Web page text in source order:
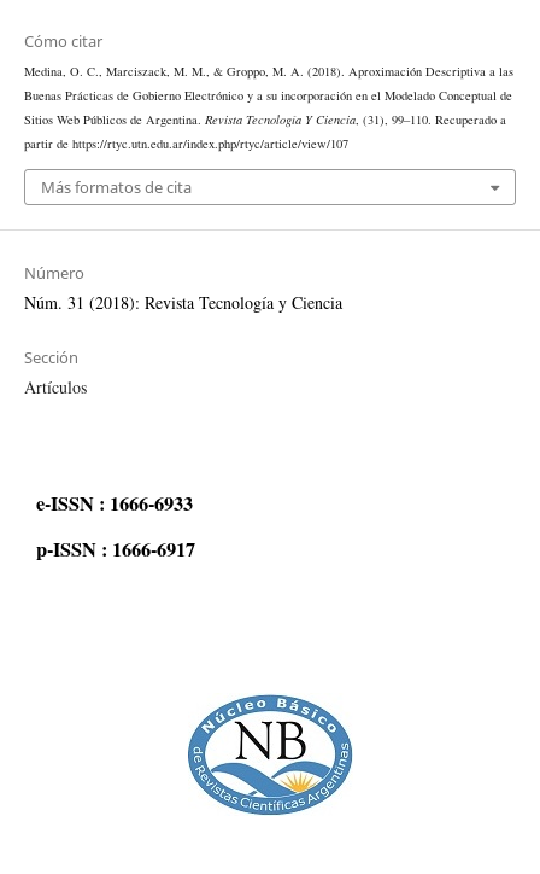
Cómo citar
Medina, O. C., Marciszack, M. M., & Groppo, M. A. (2018). Aproximación Descriptiva a las
Buenas Prácticas de Gobierno Electrónico y a su incorporación en el Modelado Conceptual de
Sitios Web Públicos de Argentina. Revista Tecnología Y Ciencia, (31), 99–110. Recuperado a
partir de https://rtyc.utn.edu.ar/index.php/rtyc/article/view/107
Más formatos de cita
Número
Núm. 31 (2018): Revista Tecnología y Ciencia
Sección
Artículos
e-ISSN : 1666-6933
p-ISSN : 1666-6917